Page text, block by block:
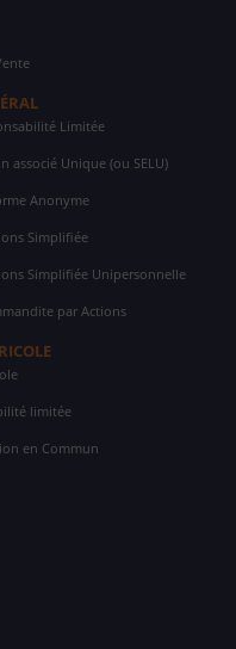
Limitée
associé Unique (ou SELU)
Anonyme
Simplifiée
Simplifiée Unipersonnelle
par Actions
limitée
en Commun